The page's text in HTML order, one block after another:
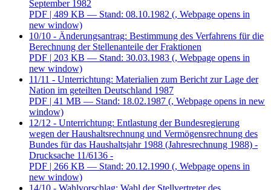
September 1982
PDF | 489 KB — Stand: 08.10.1982 (, Webpage opens in
new window)
10/10 - Änderungsantrag: Bestimmung des Verfahrens für die
Berechnung der Stellenanteile der Fraktionen
PDF | 203 KB — Stand: 30.03.1983 (, Webpage opens in
new window)
11/11 - Unterrichtung: Materialien zum Bericht zur Lage der
Nation im geteilten Deutschland 1987
PDF | 41 MB — Stand: 18.02.1987 (, Webpage opens in new
window)
12/12 - Unterrichtung: Entlastung der Bundesregierung
wegen der Haushaltsrechnung und Vermögensrechnung des
Bundes für das Haushaltsjahr 1988 (Jahresrechnung 1988) -
Drucksache 11/6136 -
PDF | 266 KB — Stand: 20.12.1990 (, Webpage opens in
new window)
14/10 - Wahlvorschlag: Wahl der Stellvertreter des